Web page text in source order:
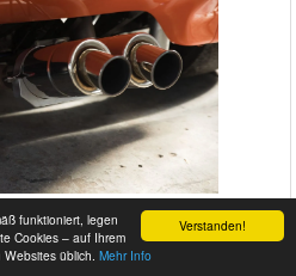
Verstanden!
funktioniert, legen
Cookies – auf Ihrem
üblich. Mehr Info